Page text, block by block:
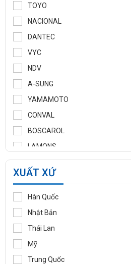
TOYO
NACIONAL
DANTEC
VYC
NDV
A-SUNG
YAMAMOTO
CONVAL
BOSCAROL
LAMONS
MANNTEK
KLINGER
WOOJU GASPACK
DIDTEK
RITAG
GASSO
SAMYANG
XUẤT XỨ
Hàn Quốc
Nhật Bản
Thái Lan
Mỹ
Trung Quốc